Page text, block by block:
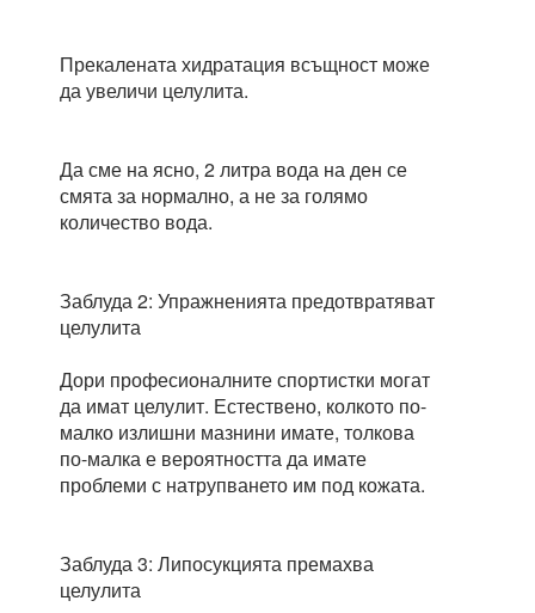
Прекалената хидратация всъщност може
да увеличи целулита.
Да сме на ясно, 2 литра вода на ден се
смята за нормално, а не за голямо
количество вода.
Заблуда 2: Упражненията предотвратяват
целулита
Дори професионалните спортистки могат
да имат целулит. Естествено, колкото по-
малко излишни мазнини имате, толкова
по-малка е вероятността да имате
проблеми с натрупването им под кожата.
Заблуда 3: Липосукцията премахва
целулита